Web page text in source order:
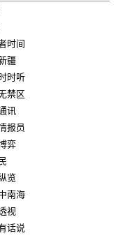
时间
疆
时听
禁区
讯
报员
弈
览
南海
视
话说